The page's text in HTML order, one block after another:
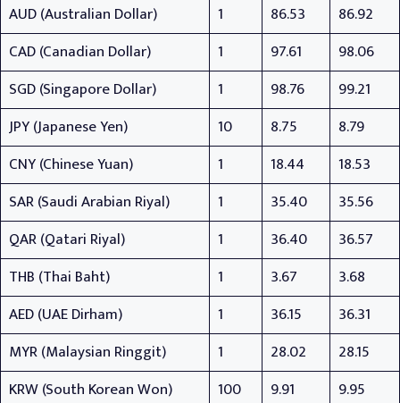
AUD (Australian Dollar)
1 86.53
86.92
CAD (Canadian Dollar)
1 97.61
98.06
SGD (Singapore Dollar)
1 98.76
99.21
JPY (Japanese Yen)
10 8.75
8.79
CNY (Chinese Yuan)
1 18.44
18.53
SAR (Saudi Arabian Riyal)
1 35.40
35.56
QAR (Qatari Riyal)
1 36.40
36.57
THB (Thai Baht)
1 3.67
3.68
AED (UAE Dirham)
1 36.15
36.31
MYR (Malaysian Ringgit)
1 28.02
28.15
KRW (South Korean Won)
100 9.91
9.95